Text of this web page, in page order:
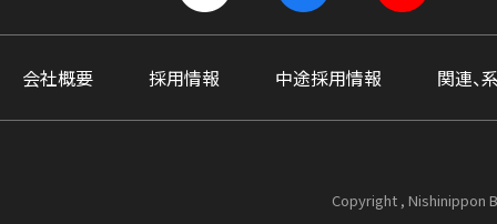
会社概要 採用情報 中途採用情報 関連、
Copyright , Nishinippon